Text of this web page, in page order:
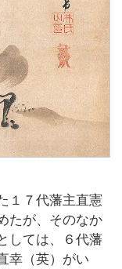
１７代藩主直憲
たが、そのなか
しては、６代藩
幸（英）がい